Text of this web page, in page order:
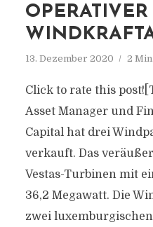
PERATIVER
13. Dezember 2020 2
Click to rate this
Asset Manager und
Capital hat drei
verkauft. Das
Vestas-Turbinen mit
36,2 Megawatt. Die
zwei